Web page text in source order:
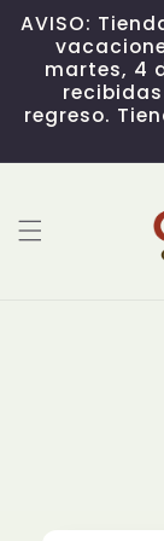
Skip to
content
AVISO:
martes, 4
regreso.